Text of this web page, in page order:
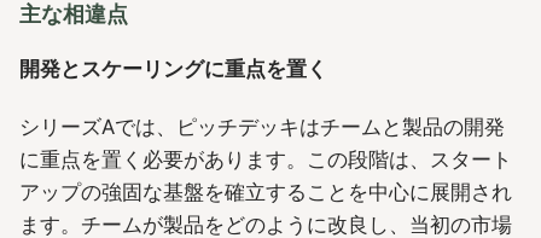
主な相違点
開発とスケーリングに重点を置く
シリーズAでは、ピッチデッキはチームと製品の開発
に重点を置く必要があります。この段階は、スタート
アップの強固な基盤を確立することを中心に展開され
ます。チームが製品をどのように改良し、当初の市場